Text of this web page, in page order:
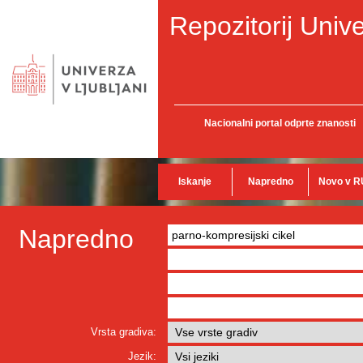
Repozitorij
Nacionalni portal odprte znanosti
Iskanje Napredno Novo v
Napredno
Vrsta gradiva:
Jezik: